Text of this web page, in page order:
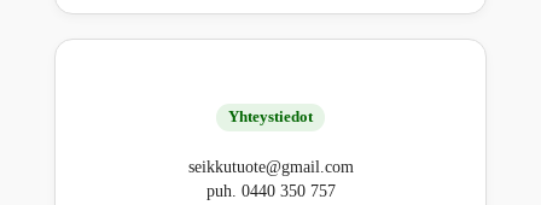
Yhteystiedot
seikkutuote@gmail.com
puh. 0440 350 757